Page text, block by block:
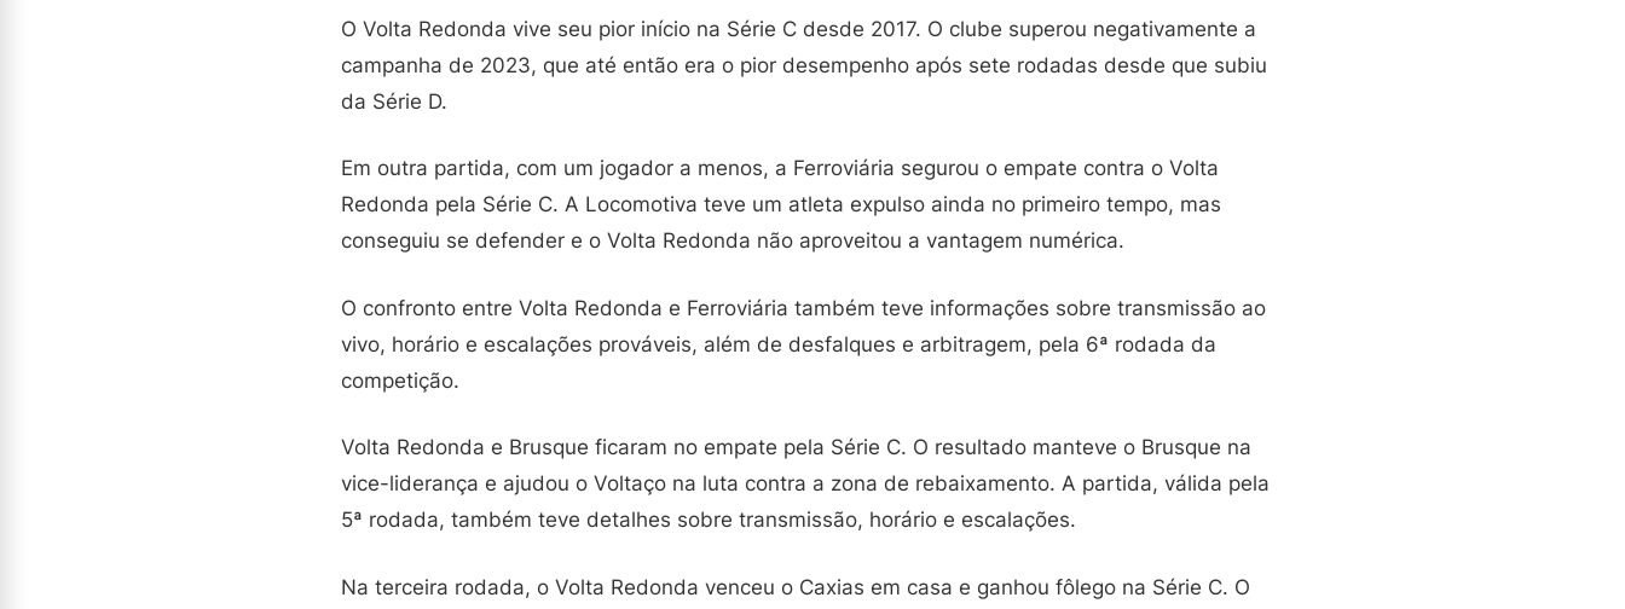
O Volta Redonda vive seu pior início na Série C desde 2017. O clube superou negativamente a
campanha de 2023, que até então era o pior desempenho após sete rodadas desde que subiu
da Série D.
Em outra partida, com um jogador a menos, a Ferroviária segurou o empate contra o Volta
Redonda pela Série C. A Locomotiva teve um atleta expulso ainda no primeiro tempo, mas
conseguiu se defender e o Volta Redonda não aproveitou a vantagem numérica.
O confronto entre Volta Redonda e Ferroviária também teve informações sobre transmissão ao
vivo, horário e escalações prováveis, além de desfalques e arbitragem, pela 6ª rodada da
competição.
Volta Redonda e Brusque ficaram no empate pela Série C. O resultado manteve o Brusque na
vice-liderança e ajudou o Voltaço na luta contra a zona de rebaixamento. A partida, válida pela
5ª rodada, também teve detalhes sobre transmissão, horário e escalações.
Na terceira rodada, o Volta Redonda venceu o Caxias em casa e ganhou fôlego na Série C. O